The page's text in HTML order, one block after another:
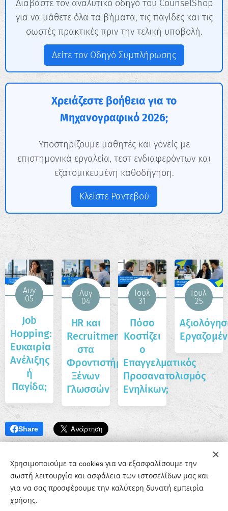
Διαβάστε τον αναλυτικό οδηγό του CounselShop
για να μάθετε όλα τα βήματα, τις παγίδες και τις
σωστές πρακτικές πριν την τελική υποβολή.
Δείτε τον Οδηγό Συμπλήρωσης
Χρειάζεστε βοήθεια για το
Μηχανογραφικό 2026;
Υποστηρίζουμε μαθητές και γονείς με
επιστημονικά εργαλεία, τεστ ενδιαφερόντων και
εξατομικευμένη καθοδήγηση.
Κλείστε Ραντεβού
Αυγ
05
Job
Hopping:
Ευκαιρία
Ανέλιξης
ή
Παγίδα;
Αυγ
04
HR και
Recruitment
στα
Φροντιστήρια
Ξένων
Γλωσσών
Ιουλ
31
Πόσο
Κοστίζει
ο
Επαγγελματικός
Προσανατολισμός
Ενηλίκων;
Ιουλ
25
Share
Χρησιμοποιούμε τα cookies για να εξασφαλίσουμε την
σωστή λειτουργία και ασφάλεια των ιστοσελίδων μας και
για να σας προσφέρουμε την καλύτερη δυνατή εμπειρία
χρήσης.